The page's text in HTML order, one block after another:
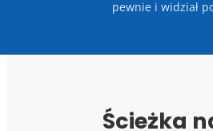
pewnie i widział
Ścieżka